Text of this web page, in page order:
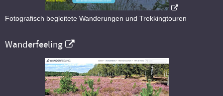
Fotografisch begleitete Wanderungen und Trekkingtouren
Wanderfeeling